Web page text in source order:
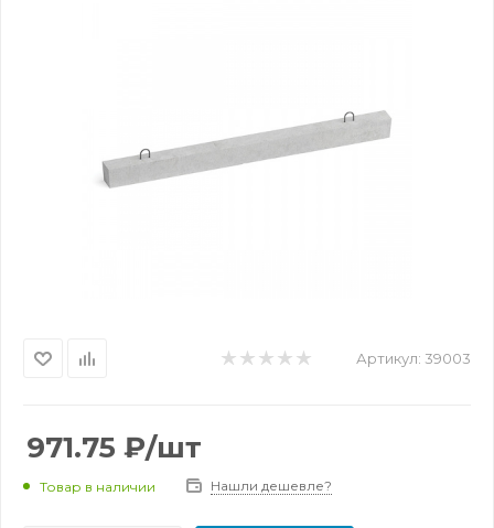
Артикул: 39003
971.75 ₽/шт
Товар в наличии Нашли дешевле?